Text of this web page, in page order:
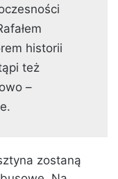
historii
też
–
zostaną